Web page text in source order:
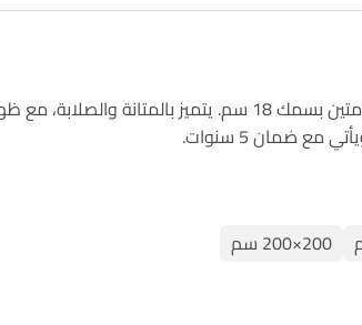
بسمك 23 سم لتوفير
ضمان 5 سنوات.
200×200 سم